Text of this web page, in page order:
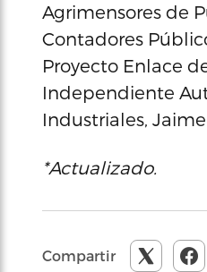
Agrimensores de
Contadores
Proyecto Enlace
Independiente
Industriales,
*Actualizado.
Compartir